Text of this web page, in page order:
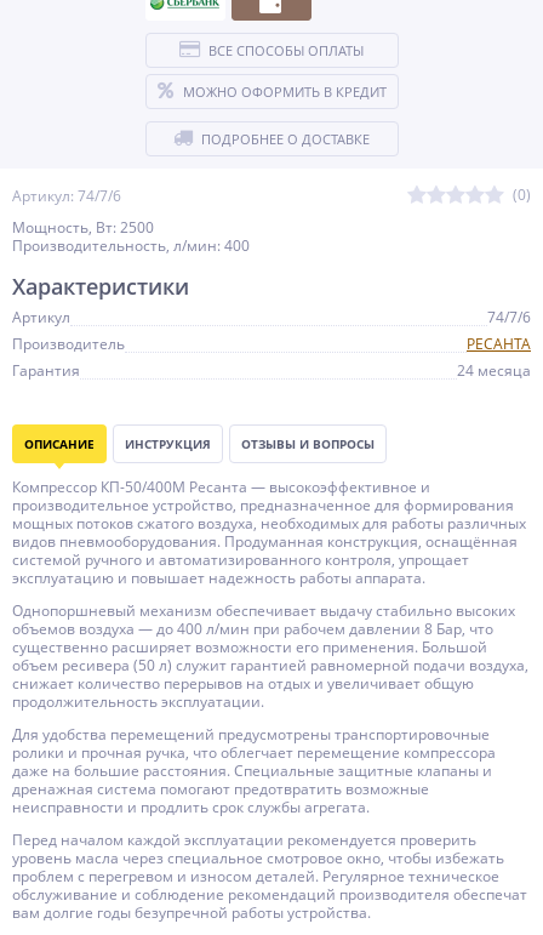
Артикул: 74/7/6
(0)
Мощность, Вт: 2500
Производительность, л/мин: 400
ВСЕ СПОСОБЫ ОПЛАТЫ
МОЖНО ОФОРМИТЬ В КРЕДИТ
ПОДРОБНЕЕ О ДОСТАВКЕ
Характеристики
Артикул
74/7/6
Производитель
РЕСАНТА
Гарантия
24 месяца
ОПИСАНИЕ ИНСТРУКЦИЯ ОТЗЫВЫ И ВОПРОСЫ
Компрессор КП-50/400М Ресанта — высокоэффективное и
производительное устройство, предназначенное для формирования
мощных потоков сжатого воздуха, необходимых для работы различных
видов пневмооборудования. Продуманная конструкция, оснащённая
системой ручного и автоматизированного контроля, упрощает
эксплуатацию и повышает надежность работы аппарата.
Однопоршневый механизм обеспечивает выдачу стабильно высоких
объемов воздуха — до 400 л/мин при рабочем давлении 8 Бар, что
существенно расширяет возможности его применения. Большой
объем ресивера (50 л) служит гарантией равномерной подачи воздуха,
снижает количество перерывов на отдых и увеличивает общую
продолжительность эксплуатации.
Для удобства перемещений предусмотрены транспортировочные
ролики и прочная ручка, что облегчает перемещение компрессора
даже на большие расстояния. Специальные защитные клапаны и
дренажная система помогают предотвратить возможные
неисправности и продлить срок службы агрегата.
Перед началом каждой эксплуатации рекомендуется проверить
уровень масла через специальное смотровое окно, чтобы избежать
проблем с перегревом и износом деталей. Регулярное техническое
обслуживание и соблюдение рекомендаций производителя обеспечат
вам долгие годы безупречной работы устройства.